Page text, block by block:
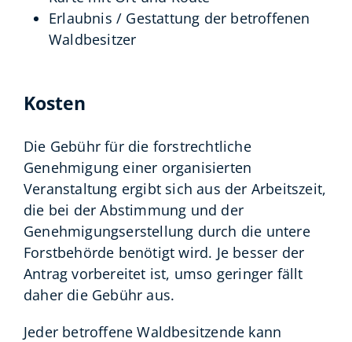
Erlaubnis / Gestattung der betroffenen
Waldbesitzer
Kosten
Die Gebühr für die forstrechtliche
Genehmigung einer organisierten
Veranstaltung ergibt sich aus der Arbeitszeit,
die bei der Abstimmung und der
Genehmigungserstellung durch die untere
Forstbehörde benötigt wird. Je besser der
Antrag vorbereitet ist, umso geringer fällt
daher die Gebühr aus.
Jeder betroffene Waldbesitzende kann